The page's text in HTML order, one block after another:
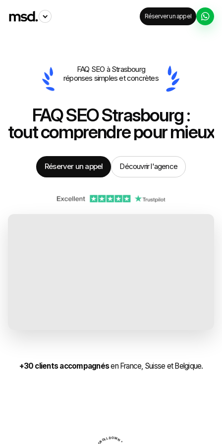
Réserver un appel
FAQ SEO à Strasbourg
réponses simples et concrètes
FAQ SEO Strasbourg :
tout comprendre pour mieux
Réserver un appel Découvrir l'agence
+30 clients accompagnésen France, Suisse et Belgique.